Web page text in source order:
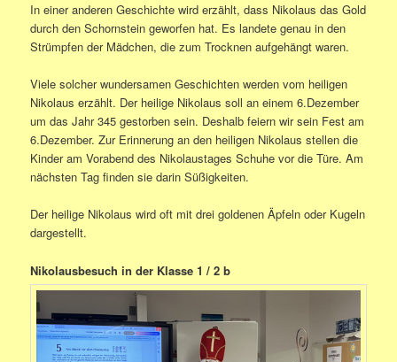
In einer anderen Geschichte wird erzählt, dass Nikolaus das Gold
durch den Schornstein geworfen hat. Es landete genau in den
Strümpfen der Mädchen, die zum Trocknen aufgehängt waren.
Viele solcher wundersamen Geschichten werden vom heiligen
Nikolaus erzählt. Der heilige Nikolaus soll an einem 6.Dezember
um das Jahr 345 gestorben sein. Deshalb feiern wir sein Fest am
6.Dezember. Zur Erinnerung an den heiligen Nikolaus stellen die
Kinder am Vorabend des Nikolaustages Schuhe vor die Türe. Am
nächsten Tag finden sie darin Süßigkeiten.
Der heilige Nikolaus wird oft mit drei goldenen Äpfeln oder Kugeln
dargestellt.
Nikolausbesuch in der Klasse 1 / 2 b